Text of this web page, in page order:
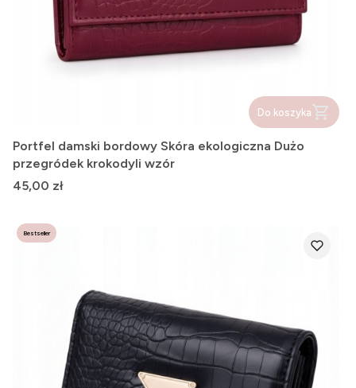
Do koszyka
Portfel damski bordowy Skóra ekologiczna Dużo
przegródek krokodyli wzór
Cena
45,00 zł
Bestseller